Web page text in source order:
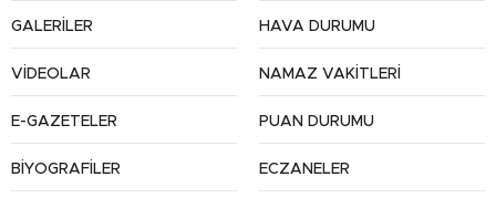
GALERİLER
VİDEOLAR
E-GAZETELER
BİYOGRAFİLER
HAVA DURUMU
NAMAZ VAKİTLERİ
PUAN DURUMU
ECZANELER